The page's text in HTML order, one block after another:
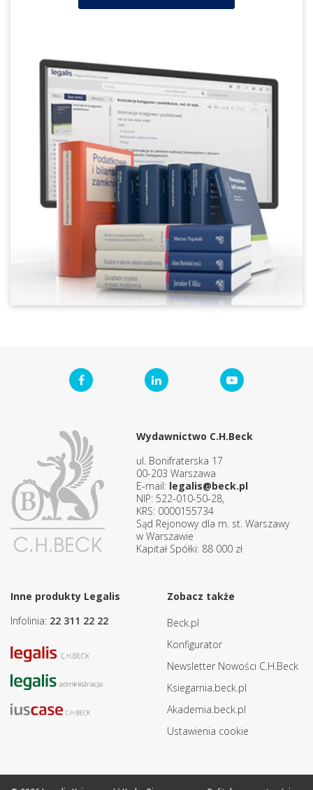
Wydawnictwo C.H.Beck
ul. Bonifraterska 17
00-203 Warszawa
E-mail: legalis@beck.pl
NIP: 522-010-50-28,
KRS: 0000155734
Sąd Rejonowy dla m. st. Warszawy
w Warszawie
Kapitał Spółki: 88 000 zł
Inne produkty Legalis
Infolinia: 22 311 22 22
Zobacz także
Beck.pl
Konfigurator
Newsletter Nowości C.H.Beck
Ksiegarnia.beck.pl
Akademia.beck.pl
Ustawienia cookie